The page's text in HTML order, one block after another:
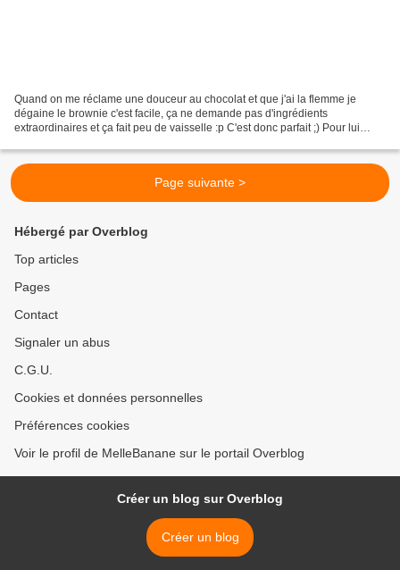
Quand on me réclame une douceur au chocolat et que j'ai la flemme je
dégaine le brownie c'est facile, ça ne demande pas d'ingrédients
extraordinaires et ça fait peu de vaisselle :p C'est donc parfait ;) Pour lui
Page suivante >
Hébergé par Overblog
Top articles
Pages
Contact
Signaler un abus
C.G.U.
Cookies et données personnelles
Préférences cookies
Voir le profil de MelleBanane sur le portail Overblog
Créer un blog sur Overblog
Créer un blog